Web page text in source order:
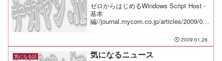
ゼロからはじめるWindows Script Host -
基本
編//journal.mycom.co.jp/articles/2009/01/
る!? -トルコの"食"をたっぷり紹介します!
(前編)...
2009.01.26
気になる話 気になるニュース